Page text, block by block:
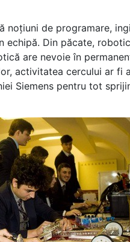
noțiuni de programare,
Din păcate,
are nevoie în
activitatea cercului ar fi
Siemens pentru tot